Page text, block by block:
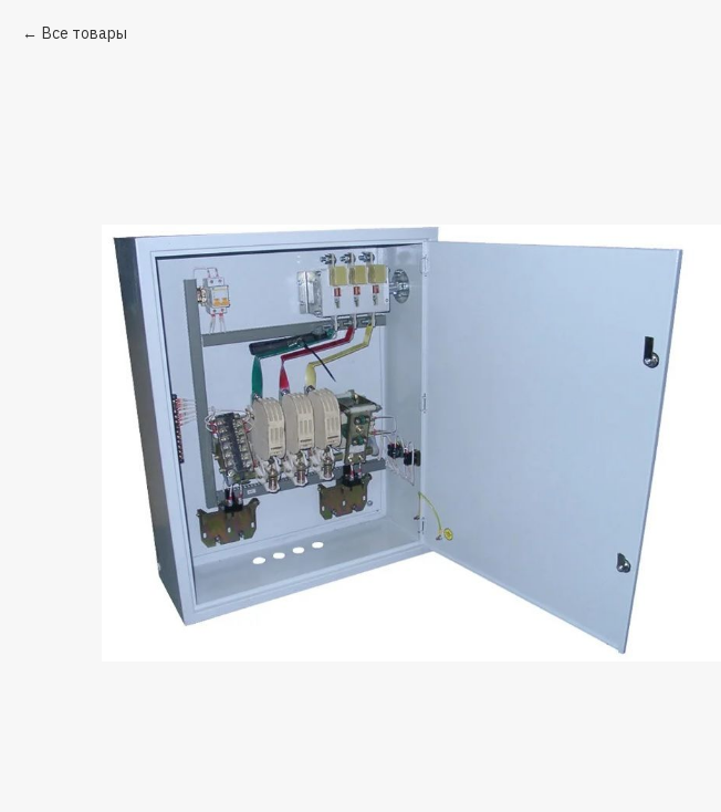
Все товары